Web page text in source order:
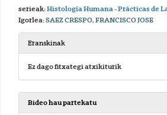
serieak:Histología Humana - Prácticas de
Igorlea:SAEZ CRESPO, FRANCISCO JOSE
Eranskinak
Ez dago fitxategi atxikiturik
Bideo hau partekatu